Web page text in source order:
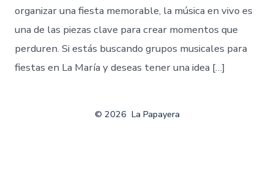
organizar una fiesta memorable, la música en vivo es
una de las piezas clave para crear momentos que
perduren. Si estás buscando grupos musicales para
fiestas en La María y deseas tener una idea […]
© 2026 La Papayera